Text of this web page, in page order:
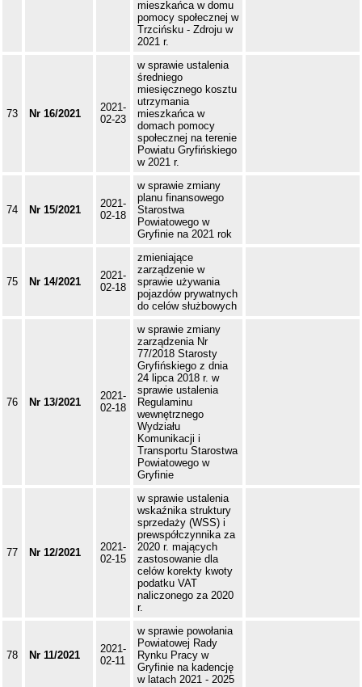
mieszkańca w domu
pomocy społecznej w
Trzcińsku - Zdroju w
2021 r.
73 Nr 16/2021
2021-
02-23
w sprawie ustalenia
średniego
miesięcznego kosztu
utrzymania
mieszkańca w
domach pomocy
społecznej na terenie
Powiatu Gryfińskiego
w 2021 r.
74 Nr 15/2021
2021-
02-18
w sprawie zmiany
planu finansowego
Starostwa
Powiatowego w
Gryfinie na 2021 rok
75 Nr 14/2021
2021-
02-18
zmieniające
zarządzenie w
sprawie używania
pojazdów prywatnych
do celów służbowych
76 Nr 13/2021
2021-
02-18
w sprawie zmiany
zarządzenia Nr
77/2018 Starosty
Gryfińskiego z dnia
24 lipca 2018 r. w
sprawie ustalenia
Regulaminu
wewnętrznego
Wydziału
Komunikacji i
Transportu Starostwa
Powiatowego w
Gryfinie
77 Nr 12/2021
2021-
02-15
w sprawie ustalenia
wskaźnika struktury
sprzedaży (WSS) i
prewspółczynnika za
2020 r. mających
zastosowanie dla
celów korekty kwoty
podatku VAT
naliczonego za 2020
r.
78 Nr 11/2021
2021-
02-11
w sprawie powołania
Powiatowej Rady
Rynku Pracy w
Gryfinie na kadencję
w latach 2021 - 2025